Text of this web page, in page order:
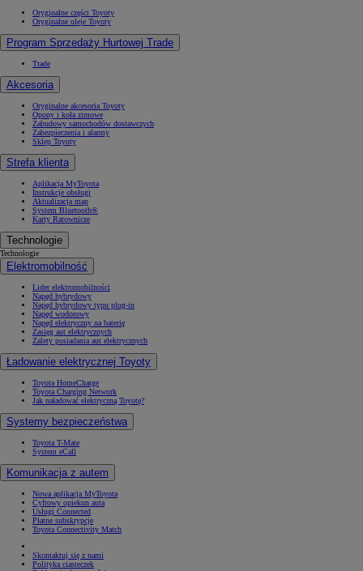
Oryginalne części Toyoty
Oryginalne oleje Toyoty
Program Sprzedaży Hurtowej Trade
Trade
Akcesoria
Oryginalne akcesoria Toyoty
Opony i koła zimowe
Zabudowy samochodów dostawczych
Zabezpieczenia i alarmy
Sklep Toyoty
Strefa klienta
Aplikacja MyToyota
Instrukcje obsługi
Aktualizacja map
System Bluetooth®
Karty Ratownicze
Technologie
Technologie
Elektromobilność
Lider elektromobilności
Napęd hybrydowy
Napęd hybrydowy typu plug-in
Napęd wodorowy
Napęd elektryczny na baterię
Zasięg aut elektrycznych
Zalety posiadania aut elektrycznych
Ładowanie elektrycznej Toyoty
Toyota HomeCharge
Toyota Charging Network
Jak naładować elektryczną Toyotę?
Systemy bezpieczeństwa
Toyota T-Mate
System eCall
Komunikacja z autem
Nowa aplikacja MyToyota
Cyfrowy opiekun auta
Usługi Connected
Płatne subskrypcje
Toyota Connectivity Match
Skontaktuj się z nami
Polityka ciasteczek